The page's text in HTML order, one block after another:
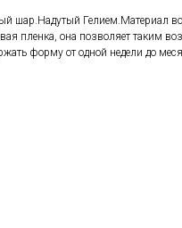
шар.Надутый Гелием.Материал
пленка, она позволяет таким
форму от одной недели до